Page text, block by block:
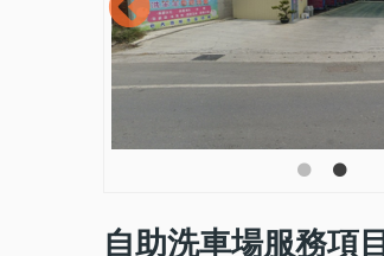
自助洗車場服務項目